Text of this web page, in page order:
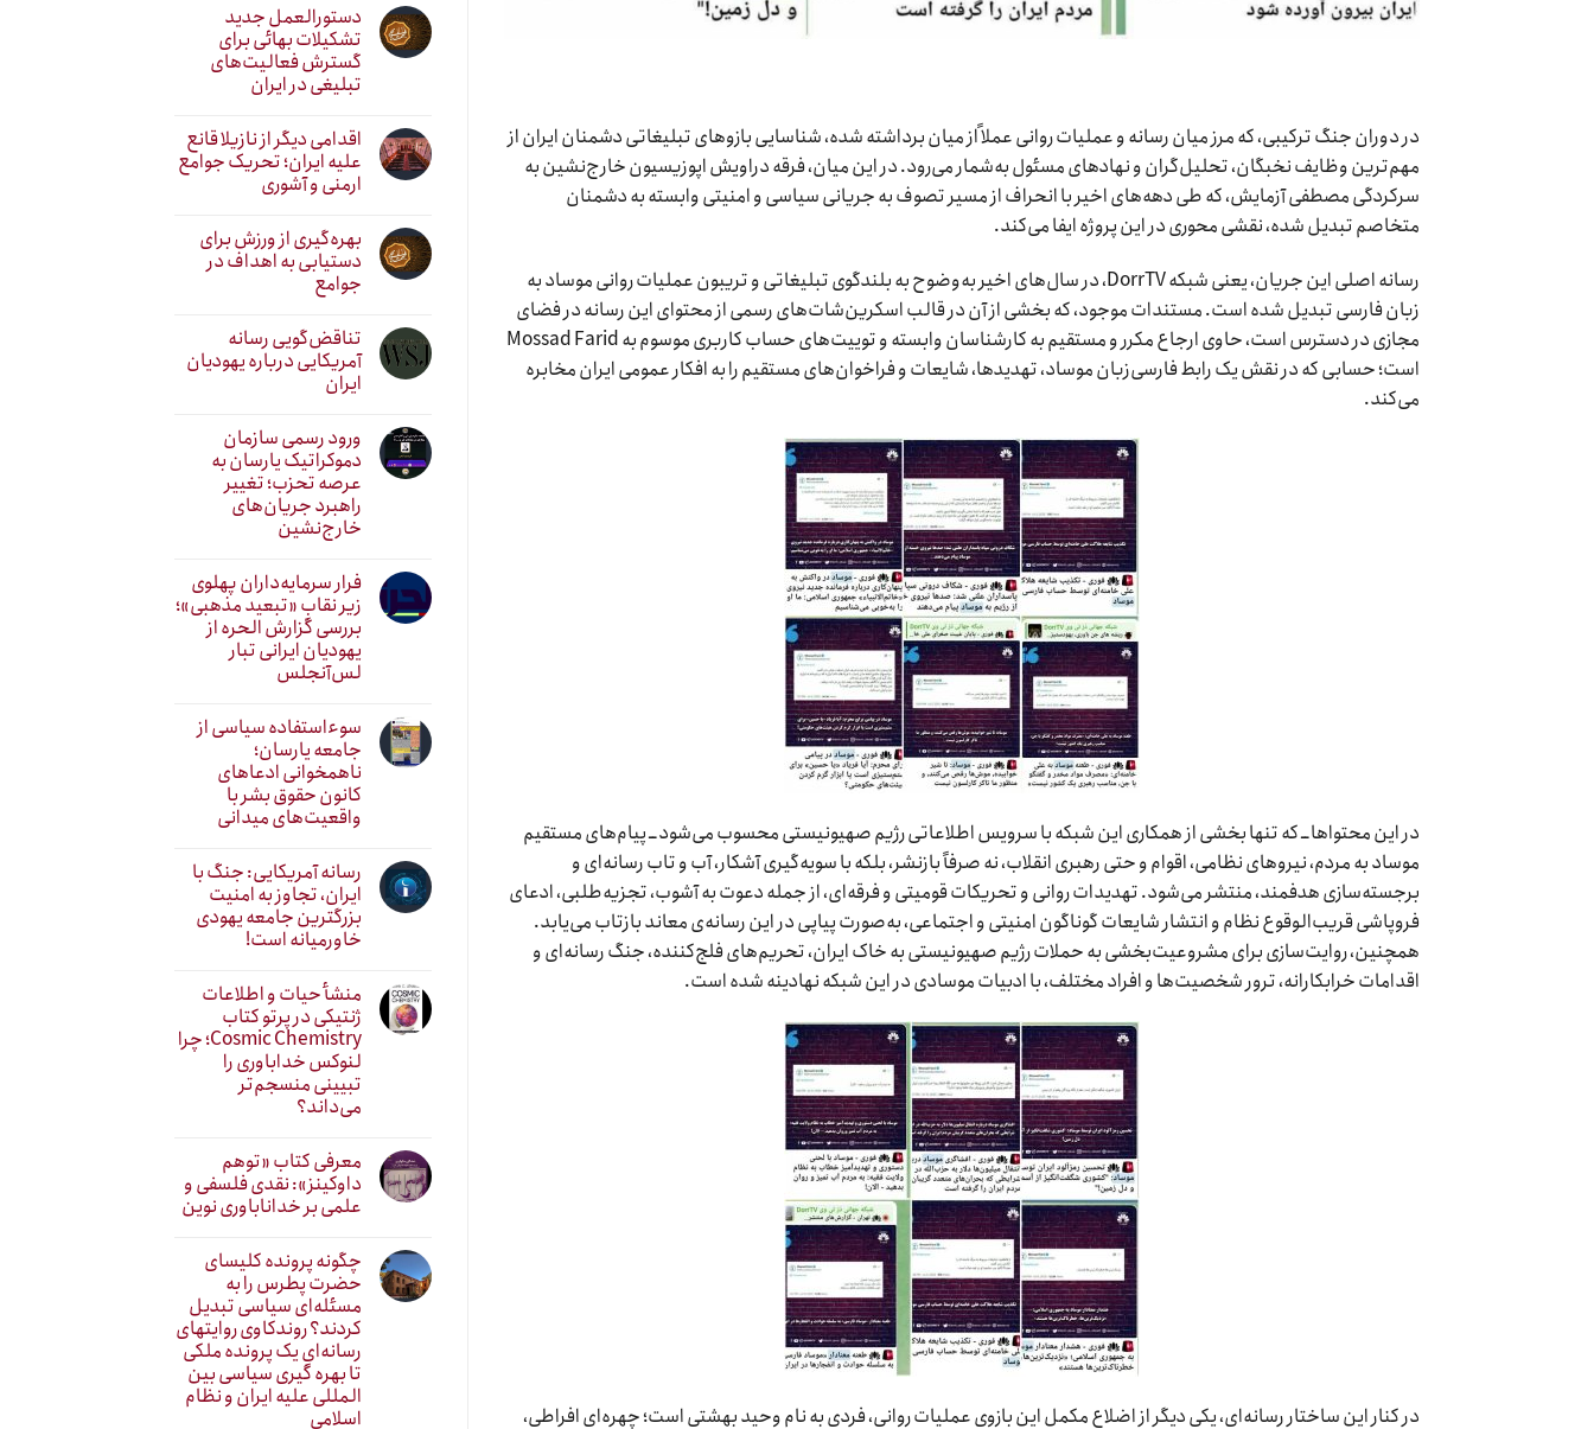
در دوران جنگ ترکیبی، که مرز میان رسانه و عملیات روانی عملاً از میان برداشته شده، شناسایی بازوهای تبلیغاتی دشمنان ایران از
مهم‌ترین وظایف نخبگان، تحلیل‌گران و نهادهای مسئول به‌شمار می‌رود. در این میان، فرقه دراویش اپوزیسیون خارج‌نشین به
سرکردگی مصطفی آزمایش، که طی دهه‌های اخیر با انحراف از مسیر تصوف به جریانی سیاسی و امنیتی وابسته به دشمنان
متخاصم تبدیل شده، نقشی محوری در این پروژه ایفا می‌کند.
رسانه اصلی این جریان، یعنی شبکه DorrTV، در سال‌های اخیر به‌وضوح به بلندگوی تبلیغاتی و تریبون عملیات روانی موساد به
زبان فارسی تبدیل شده است. مستندات موجود، که بخشی از آن در قالب اسکرین‌شات‌های رسمی از محتوای این رسانه در فضای
مجازی در دسترس است، حاوی ارجاع مکرر و مستقیم به کارشناسان وابسته و توییت‌های حساب کاربری موسوم به Mossad Farid
است؛ حسابی که در نقش یک رابط فارسی‌زبان موساد، تهدیدها، شایعات و فراخوان‌های مستقیم را به افکار عمومی ایران مخابره
می‌کند.
در این محتواها ــ که تنها بخشی از همکاری این شبکه با سرویس اطلاعاتی رژیم صهیونیستی محسوب می‌شود ــ پیام‌های مستقیم
موساد به مردم، نیروهای نظامی، اقوام و حتی رهبری انقلاب، نه صرفاً بازنشر، بلکه با سویه‌گیری آشکار، آب و تاب رسانه‌ای و
برجسته‌سازی هدفمند، منتشر می‌شود. تهدیدات روانی و تحریکات قومیتی و فرقه‌ای، از جمله دعوت به آشوب، تجزیه‌طلبی، ادعای
فروپاشی قریب‌الوقوع نظام و انتشار شایعات گوناگون امنیتی و اجتماعی، به‌صورت پیاپی در این رسانه‌ی معاند بازتاب می‌یابد.
همچنین، روایت‌سازی برای مشروعیت‌بخشی به حملات رژیم صهیونیستی به خاک ایران، تحریم‌های فلج‌کننده، جنگ رسانه‌ای و
اقدامات خرابکارانه، ترور شخصیت‌ها و افراد مختلف، با ادبیات موسادی در این شبکه نهادینه شده است.
در کنار این ساختار رسانه‌ای، یکی دیگر از اضلاع مکمل این بازوی عملیات روانی، فردی به نام وحید بهشتی است؛ چهره‌ای افراطی،
دستورالعمل جدید
تشکیلات بهائی برای
گسترش فعالیت‌های
تبلیغی در ایران
اقدامی دیگر از نازیلا قانع
علیه ایران؛ تحریک جوامع
ارمنی و آشوری
بهره‌گیری از ورزش برای
دستیابی به اهداف در
جوامع
تناقض‌گویی رسانه
آمریکایی درباره یهودیان
ایران
ورود رسمی سازمان
دموکراتیک یارسان به
عرصه تحزب؛ تغییر
راهبرد جریان‌های
خارج‌نشین
فرار سرمایه‌داران پهلوی
زیر نقابِ «تبعید مذهبی»؛
بررسی گزارش الحره از
یهودیان ایرانی تبار
لس‌آنجلس
سوءاستفاده سیاسی از
جامعه یارسان؛
ناهمخوانی ادعاهای
کانون حقوق بشر با
واقعیت‌های میدانی
رسانه آمریکایی: جنگ با
ایران، تجاوز به امنیت
بزرگترین جامعه یهودی
خاورمیانه است!
منشأ حیات و اطلاعات
ژنتیکی در پرتو کتاب
Cosmic Chemistry؛ چرا
لنوکس خداباوری را
تبیینی منسجم‌تر
می‌داند؟
معرفی کتاب «توهم
داوکینز»: نقدی فلسفی و
علمی بر خداناباوری نوین
چگونه پرونده کلیسای
حضرت پطرس را به
مسئله‌ای سیاسی تبدیل
کردند؟ روندکاوی روایتهای
رسانه‌ایِ یک پرونده ملکی
تا بهره گیری سیاسی بین
المللی علیه ایران و نظام
اسلامی